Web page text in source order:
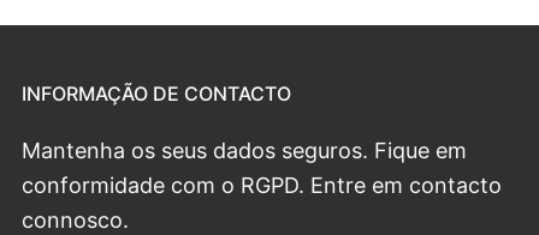
INFORMAÇÃO DE CONTACTO
Mantenha os seus dados seguros. Fique em
conformidade com o RGPD. Entre em contacto
connosco.